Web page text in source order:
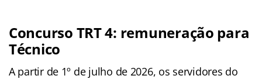
Concurso TRT 4: remuneração para
Técnico
A partir de 1º de julho de 2026, os servidores do